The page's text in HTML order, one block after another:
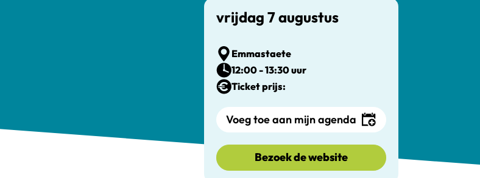
vrijdag 7 augustus
Emmastaete
12:00 - 13:30 uur
Ticket prijs:
Voeg toe aan mijn agenda
Bezoek de website